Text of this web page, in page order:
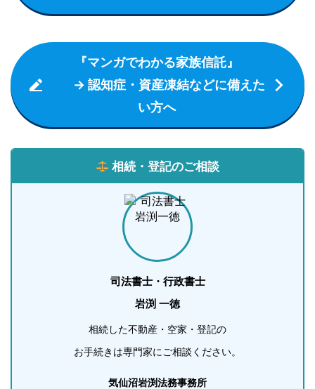
『マンガでわかる家族信託』
→ 認知症・資産凍結などに備えた
い方へ
相続・登記のご相談
司法書士・行政書士
岩渕 一徳
相続した不動産・空家・登記の
お手続きは専門家にご相談ください。
気仙沼岩渕法務事務所